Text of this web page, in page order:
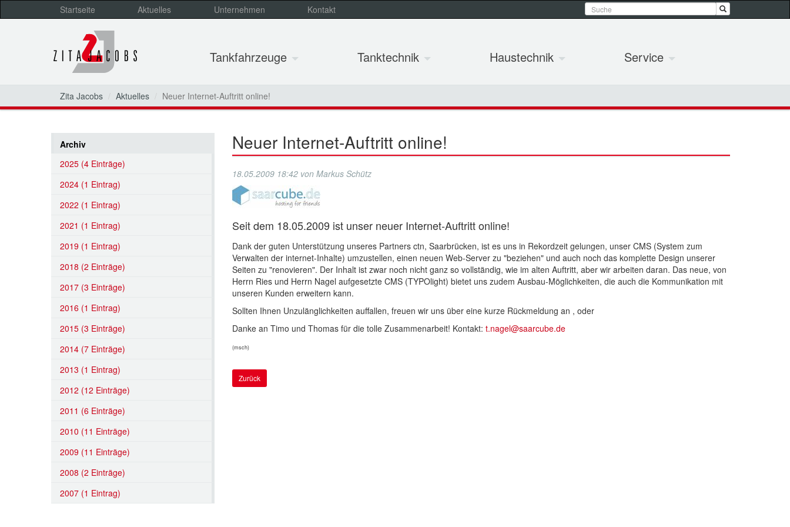
Startseite Aktuelles Unternehmen Kontakt
Tankfahrzeuge Tanktechnik Haustechnik Service
Zita Jacobs Aktuelles Neuer Internet-Auftritt online!
Archiv
2025 (4 Einträge)
2024 (1 Eintrag)
2022 (1 Eintrag)
2021 (1 Eintrag)
2019 (1 Eintrag)
2018 (2 Einträge)
2017 (3 Einträge)
2016 (1 Eintrag)
2015 (3 Einträge)
2014 (7 Einträge)
2013 (1 Eintrag)
2012 (12 Einträge)
2011 (6 Einträge)
2010 (11 Einträge)
2009 (11 Einträge)
2008 (2 Einträge)
2007 (1 Eintrag)
Neuer Internet-Auftritt online!
18.05.2009 18:42von Markus Schütz
Seit dem 18.05.2009 ist unser neuer Internet-Auftritt online!
Dank der guten Unterstützung unseres Partners ctn, Saarbrücken, ist es uns in Rekordzeit gelungen, unser CMS (System zum
Verwalten der internet-Inhalte) umzustellen, einen neuen Web-Server zu "beziehen" und auch noch das komplette Design unserer
Seiten zu "renovieren". Der Inhalt ist zwar noch nicht ganz so vollständig, wie im alten Auftritt, aber wir arbeiten daran. Das neue, von
Herrn Ries und Herrn Nagel aufgesetzte CMS (TYPOlight) bietet uns zudem Ausbau-Möglichkeiten, die auch die Kommunikation mit
unseren Kunden erweitern kann.
Sollten Ihnen Unzulänglichkeiten auffallen, freuen wir uns über eine kurze Rückmeldung an , oder
Danke an Timo und Thomas für die tolle Zusammenarbeit! Kontakt: t.nagel@saarcube.de
(msch)
Zurück